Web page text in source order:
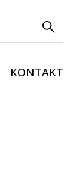
KONTAKT